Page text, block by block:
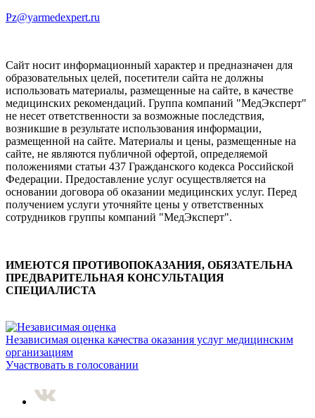
Pz@yarmedexpert.ru
Сайт носит информационный характер и предназначен для
образовательных целей, посетители сайта не должны
использовать материалы, размещенные на сайте, в качестве
медицинских рекомендаций. Группа компаний "МедЭксперт"
не несет ответственности за возможные последствия,
возникшие в результате использования информации,
размещенной на сайте. Материалы и цены, размещенные на
сайте, не являются публичной офертой, определяемой
положениями статьи 437 Гражданского кодекса Российской
Федерации. Предоставление услуг осуществляется на
основании договора об оказании медицинских услуг. Перед
получением услуги уточняйте цены у ответственных
сотрудников группы компаний "МедЭксперт".
ИМЕЮТСЯ ПРОТИВОПОКАЗАНИЯ, ОБЯЗАТЕЛЬНА
ПРЕДВАРИТЕЛЬНАЯ КОНСУЛЬТАЦИЯ
СПЕЦИАЛИСТА
Независимая оценка качества оказания услуг медицинским
организациям
Участвовать в голосовании